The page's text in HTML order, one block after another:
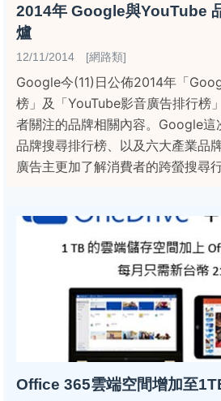
2014年 Google與YouTube
爐
12/11/2014 [網路類]
Google今(11)日公佈2014年「
榜」及「YouTube影音廣告排行榜
者關注的品牌相關內容。Google這
品牌搜尋排行榜、以及六大產業品
廣告主更加了解消費者的跨螢搜尋
Office 365雲端空間增加至